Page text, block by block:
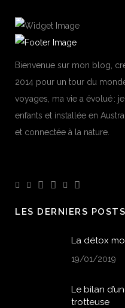
Bienvenue sur mon blog,
2014 pour un tour du
voyages, ma vie a évolué :
enfants et installée en
et connectée à la nature.
LES DERNIERS POSTS
La détox
19/01/2019
Le bilan
trotteuse